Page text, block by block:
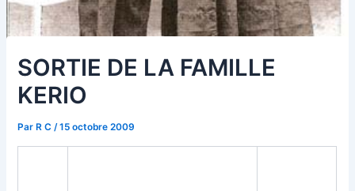
SORTIE DE LA FAMILLE
KERIO
Par R C/15 octobre 2009